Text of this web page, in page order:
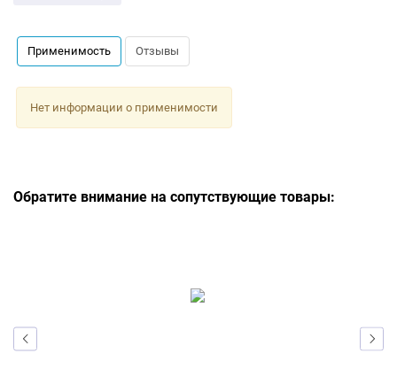
Применимость Отзывы
Нет информации о применимости
Обратите внимание на сопутствующие товары: